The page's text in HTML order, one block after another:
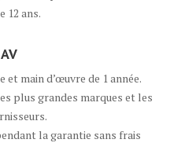
12 ans.
et main d’œuvre de 1 année.
plus grandes marques et les
la garantie sans frais